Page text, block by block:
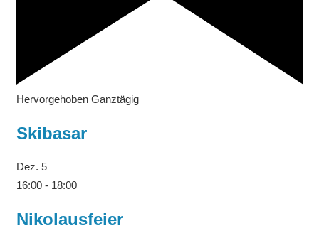
Hervorgehoben Ganztägig
Skibasar
Dez. 5
16:00- 18:00
Nikolausfeier